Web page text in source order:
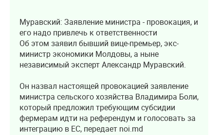
Муравский: Заявление министра - провокация, и
его надо привлечь к ответственности
Об этом заявил бывший вице-премьер, экс-
министр экономики Молдовы, а ныне
независимый эксперт Александр Муравский.
Он назвал настоящей провокацией заявление
министра сельского хозяйства Владимира Боли,
который предложил требующим субсидии
фермерам идти на референдум и голосовать за
интеграцию в ЕС, передает noi.md